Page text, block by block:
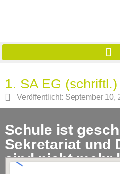
1. SA EG (schriftl.)
Veröffentlicht: September 10,
Schule ist
Sekretariat und
sind nicht mehr